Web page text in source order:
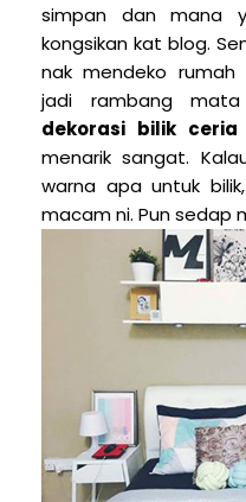
simpan dan mana
kongsikan kat blog.
nak mendeko rumah
jadi rambang
dekorasi bilik
menarik sangat.
warna apa untuk
macam ni. Pun sedap